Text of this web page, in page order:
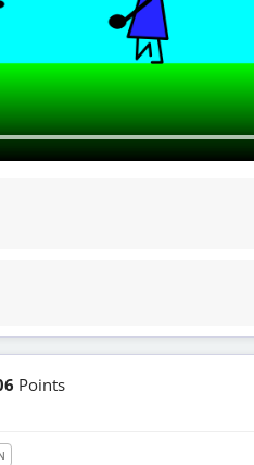
unregistered users
Points